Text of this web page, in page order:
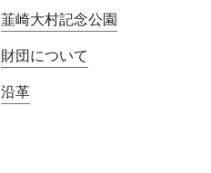
韮崎大村記念公園
財団について
沿革